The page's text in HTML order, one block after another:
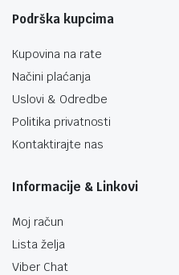
Podrška kupcima
Kupovina na rate
Načini plaćanja
Uslovi & Odredbe
Politika privatnosti
Kontaktirajte nas
Informacije & Linkovi
Moj račun
Lista želja
Viber Chat